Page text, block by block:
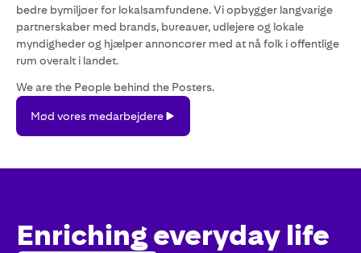
bedre bymiljøer for lokalsamfundene. Vi opbygger langvarige
partnerskaber med brands, bureauer, udlejere og lokale
myndigheder og hjælper annoncører med at nå folk i offentlige
rum overalt i landet.
We are the People behind the Posters.
vores
medarbejdere
Mød vores medarbejdere
Enriching everyday life